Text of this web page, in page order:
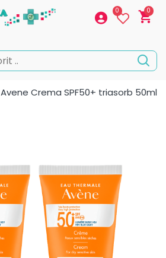
0 0
Avene Crema SPF50+ triasorb 50ml